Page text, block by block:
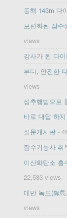
동해 143m 다
보편화된 잠수
views
강사가 된 다
부디, 안전한
views
성추행범으로
바로 대답 하
질문게시판-
잠수기능사 취
이산화탄소 흡
22,583 views
대만 녹도(綠
views